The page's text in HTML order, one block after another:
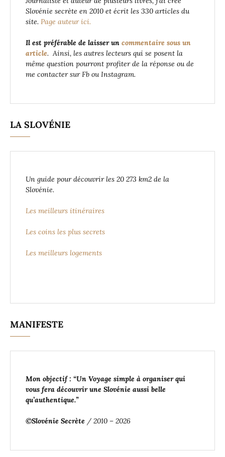
Slovénie secrète en 2010 et écrit les 330 articles du
site. Page auteur ici.
Il est préférable de laisser un commentaire sous un
article. Ainsi, les autres lecteurs qui se posent la
même question pourront profiter de la réponse ou de
me contacter sur Fb ou Instagram.
LA SLOVÉNIE
Un guide pour découvrir les 20 273 km2 de la
Slovénie.
Les meilleurs itinéraires
Les coins les plus secrets
Les meilleurs logements
MANIFESTE
Mon objectif : “Un Voyage simple à organiserqui
vous fera découvrir une Slovénie aussi belle
qu’authentique.”
©Slovénie Secrète / 2010 – 2026